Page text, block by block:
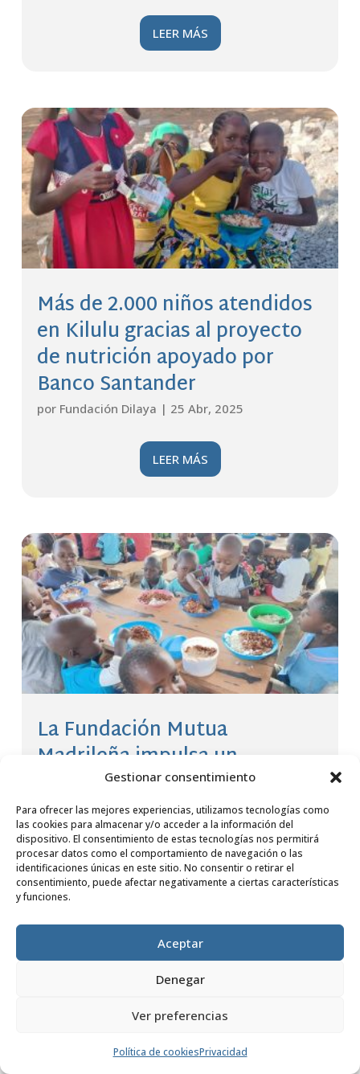
Gestionar consentimiento
Para ofrecer las mejores experiencias, utilizamos tecnologías como
las cookies para almacenar y/o acceder a la información del
dispositivo. El consentimiento de estas tecnologías nos permitirá
procesar datos como el comportamiento de navegación o las
identificaciones únicas en este sitio. No consentir o retirar el
consentimiento, puede afectar negativamente a ciertas características
y funciones.
Aceptar
Denegar
Ver preferencias
Política de cookiesPrivacidad
LEER MÁS
Más de 2.000 niños atendidos
en Kilulu gracias al proyecto
de nutrición apoyado por
Banco Santander
por Fundación Dilaya | 25 Abr, 2025
LEER MÁS
La Fundación Mutua
Madrileña impulsa un
proyecto de salud y nutrición
en Kenia
porFundación Dilaya|10 Mar, 2025
LEER MÁS